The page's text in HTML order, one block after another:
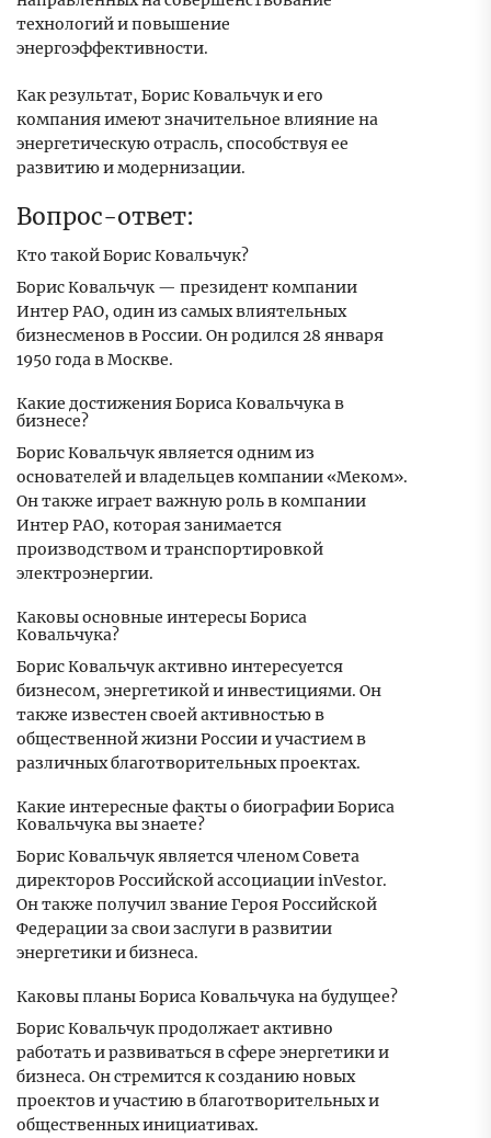
технологий и повышение
энергоэффективности.
Как результат, Борис Ковальчук и его
компания имеют значительное влияние на
энергетическую отрасль, способствуя ее
развитию и модернизации.
Вопрос-ответ:
Кто такой Борис Ковальчук?
Борис Ковальчук — президент компании
Интер РАО, один из самых влиятельных
бизнесменов в России. Он родился 28 января
1950 года в Москве.
Какие достижения Бориса Ковальчука в
бизнесе?
Борис Ковальчук является одним из
основателей и владельцев компании «Меком».
Он также играет важную роль в компании
Интер РАО, которая занимается
производством и транспортировкой
электроэнергии.
Каковы основные интересы Бориса
Ковальчука?
Борис Ковальчук активно интересуется
бизнесом, энергетикой и инвестициями. Он
также известен своей активностью в
общественной жизни России и участием в
различных благотворительных проектах.
Какие интересные факты о биографии Бориса
Ковальчука вы знаете?
Борис Ковальчук является членом Совета
директоров Российской ассоциации inVestor.
Он также получил звание Героя Российской
Федерации за свои заслуги в развитии
энергетики и бизнеса.
Каковы планы Бориса Ковальчука на будущее?
Борис Ковальчук продолжает активно
работать и развиваться в сфере энергетики и
бизнеса. Он стремится к созданию новых
проектов и участию в благотворительных и
общественных инициативах.